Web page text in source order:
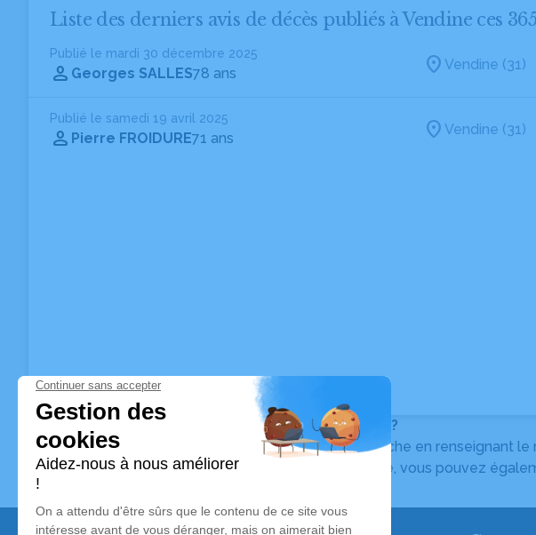
Liste des derniers avis de décès publiés à Vendine ces
Publié le mardi 30 décembre 2025
Georges SALLES78 ans
Vendine (31)
Publié le samedi 19 avril 2025
Pierre FROIDURE71 ans
Vendine (31)
Vous ne trouvez pas l’avis de décès recherché ?
Pour affiner votre recherche, utilisez la barre de recherche en renseignant
Pour toute question relative au fonctionnement du site, vous pouvez